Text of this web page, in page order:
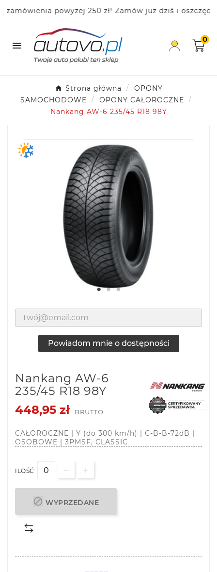
powyżej 250 zł! Zamów już dziś i oszczędzaj!

0
Strona główna
OPONY
SAMOCHODOWE
OPONY CAŁOROCZNE
Nankang AW-6 235/45 R18 98Y
Powiadom mnie o dostępności
Nankang AW-6
235/45 R18 98Y
448,95 zł
BRUTTO
CAŁOROCZNE | Y (do 300 km/h) | C-B-B-72dB |
OSOBOWE | 3PMSF, CLASSIC
ILOŚĆ
 WYPRZEDANE